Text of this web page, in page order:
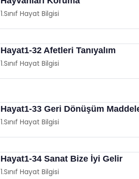
1.Sınıf Hayat Bilgisi
Hayat1-32 Afetleri Tanıyalım
1.Sınıf Hayat Bilgisi
Hayat1-33 Geri Dönüşüm
1.Sınıf Hayat Bilgisi
Hayat1-34 Sanat Bize İyi Gelir
1.Sınıf Hayat Bilgisi